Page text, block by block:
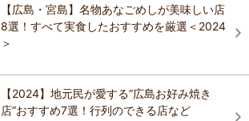
【広島・宮島】名物あなごめしが美味しい店
8選！すべて実食したおすすめを厳選＜2024
＞
【2024】地元民が愛する“広島お好み焼き
店”おすすめ7選！行列のできる店など